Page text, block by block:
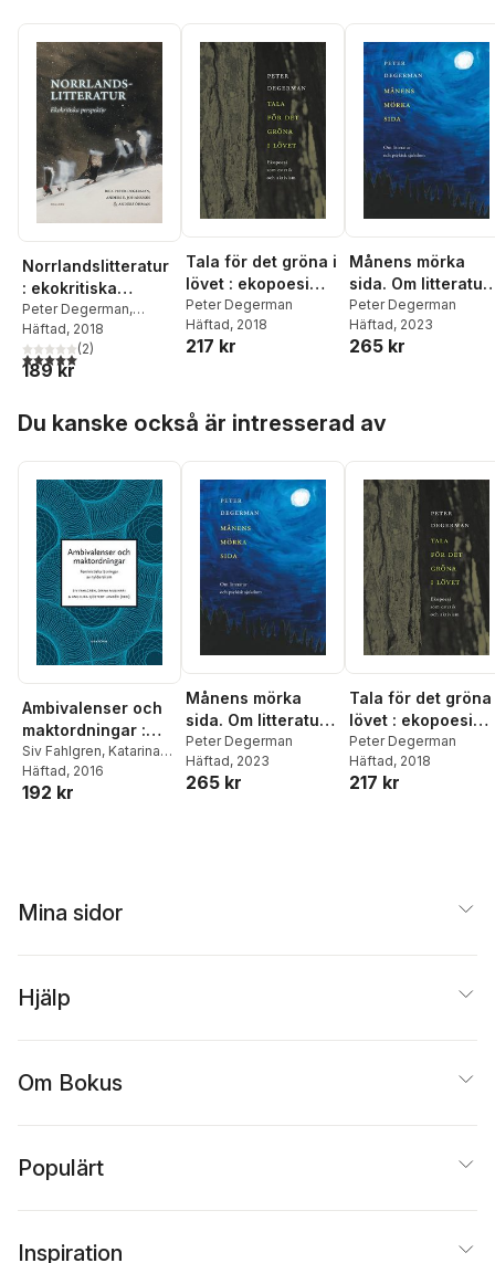
Norrlandslitteratur
: ekokritiska
perspektiv
Peter Degerman,
Anders E. Johansson
Anders Öhman
Borsgård
Haarder Ekman, Jenny
Anna-Karin Jonasson,
Ulrika Lif,Fanny
Lindgren,Erik van
Ooijen,Anna
Salomonsson,Bo S.
Svensson,Sofia
Wijkmark
Häftad, 2018
5,0utav 5 stjärnor. Totalt antal röster:
(2)
189 kr
Tala för det gröna i
lövet : ekopoesi
som estetik och
aktivism
Peter Degerman
Häftad, 2018
217 kr
Månens mörka
sida. Om litteratur
och psykisk
sjukdom
Peter Degerman
Häftad, 2023
265 kr
Du kanske också är intresserad av
Ambivalenser och
maktordningar :
feministiska
läsningar av
nyliberalism
Siv Fahlgren, Katarina
Giritli Nygren
Martinsson
Häftad, 2016
192 kr
Månens mörka
sida. Om litteratur
och psykisk
sjukdom
Peter Degerman
Häftad, 2023
265 kr
Tala för det gröna
lövet : ekopoesi
som estetik och
aktivism
Peter Degerman
Häftad, 2018
217 kr
Mina sidor
Hjälp
Om Bokus
Populärt
Inspiration